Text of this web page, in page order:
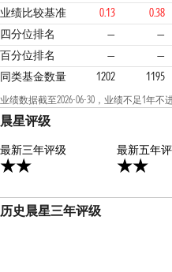
业绩比较基准
0.13 0.38
四分位排名
— —
百分位排名 — —
同类基金数量
1202 1195
业绩数据截至2026-06-30，业绩不足1年
晨星评级
最新三年评级 最新五年
历史晨星三年评级